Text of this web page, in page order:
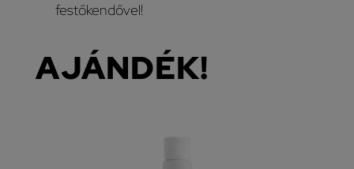
festőkendővel!
AJÁNDÉK!